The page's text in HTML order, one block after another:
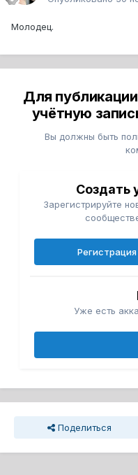
Молодец.
Для
учётную
Вы должны быть
Создать
Зарегистрируйте
Уже есть
Поделиться